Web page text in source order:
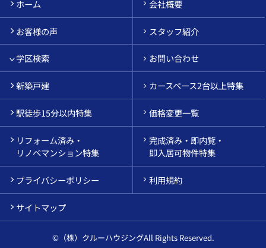
ホーム 会社概要
お客様の声 スタッフ紹介
学区検索 お問い合わせ
新築戸建 カースペース2台以上特集
駅徒歩15分以内特集 価格変更一覧
リフォーム済み・
リノベマンション特集
完成済み・即内覧・
即入居可物件特集
プライバシーポリシー 利用規約
サイトマップ
©（株）クルーハウジングAll Rights Reserved.